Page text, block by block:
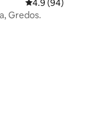
औसत रेटिंग 5 में से 4.9,
4.9 (94)
Casita en finca, Candeleda, Gredos.